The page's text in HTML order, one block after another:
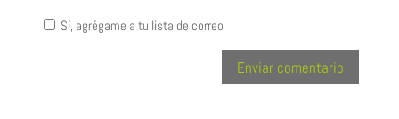
Sí, agrégame a tu lista de correo